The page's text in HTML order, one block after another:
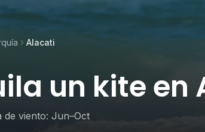
Alacati
un kite en
de viento: Jun–Oct